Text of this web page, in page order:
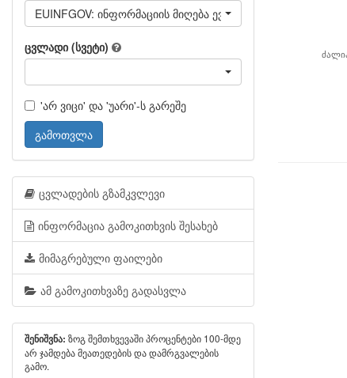
EUINFGOV: ინფორმაციის მიღება ევროკავშირის შესახებ -
ცვლადი (სვეტი)
'არ ვიცი' და 'უარი'-ს გარეშე
გამოთვლა
ცვლადების გზამკვლევი
ინფორმაცია გამოკითხვის შესახებ
მიმაგრებული ფაილები
ამ გამოკითხვაზე გადასვლა
შენიშვნა: ზოგ შემთხვევაში პროცენტები 100-მდე
არ ჯამდება მეათედების და დამრგვალების
გამო.